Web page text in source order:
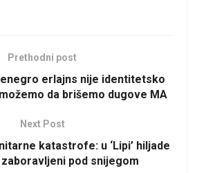
Prethodni post
erlajns nije identitetsko
da brišemo dugove MA
Next Post
katastrofe: u ‘Lipi’ hiljade
pod snijegom